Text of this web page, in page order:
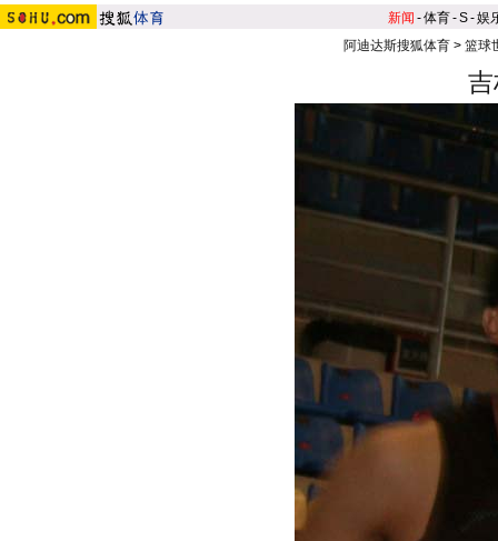
新闻 -体育-S-娱
阿迪达斯搜狐体育> 篮球